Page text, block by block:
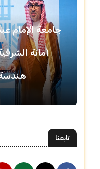
جامعة الإمام
أمانة
هندسة
تابعنا